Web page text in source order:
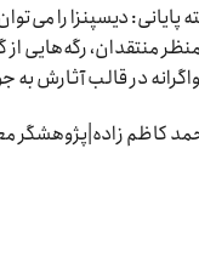
پایانی: دیسپنزا را
منظر منتقدان، رگه‌هایی
در قالب‌ آثارش به
کاظم زاده|پژوهشگر